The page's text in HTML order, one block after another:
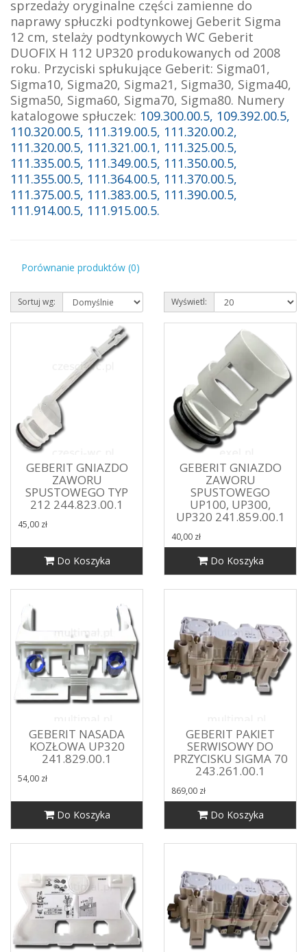
sprzedaży oryginalne części zamienne do
naprawy spłuczki podtynkowej Geberit Sigma
12 cm, stelaży podtynkowych WC Geberit
DUOFIX H 112 UP320 produkowanych od 2008
roku. Przyciski spłukujące Geberit: Sigma01,
Sigma10, Sigma20, Sigma21, Sigma30, Sigma40,
Sigma50, Sigma60, Sigma70, Sigma80. Numery
katalogowe spłuczek: 109.300.00.5, 109.392.00.5,
110.320.00.5, 111.319.00.5, 111.320.00.2,
111.320.00.5, 111.321.00.1, 111.325.00.5,
111.335.00.5, 111.349.00.5, 111.350.00.5,
111.355.00.5, 111.364.00.5, 111.370.00.5,
111.375.00.5, 111.383.00.5, 111.390.00.5,
111.914.00.5, 111.915.00.5.
Porównanie produktów (0)
Sortuj wg: Wyświetl:
GEBERIT GNIAZDO
ZAWORU
SPUSTOWEGO TYP
212 244.823.00.1
45,00 zł
Do Koszyka
GEBERIT GNIAZDO
ZAWORU
SPUSTOWEGO
UP100, UP300,
UP320 241.859.00.1
40,00 zł
Do Koszyka
GEBERIT NASADA
KOZŁOWA UP320
241.829.00.1
54,00 zł
Do Koszyka
GEBERIT PAKIET
SERWISOWY DO
PRZYCISKU SIGMA 70
243.261.00.1
869,00 zł
Do Koszyka